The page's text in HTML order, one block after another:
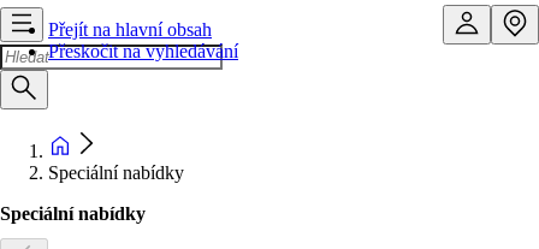
Přejít na hlavní obsah
Přeskočit na vyhledávání
Speciální nabídky
Speciální nabídky